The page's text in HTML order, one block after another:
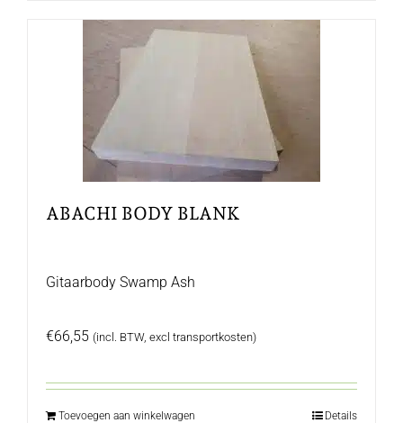
ABACHI BODY BLANK
Gitaarbody Swamp Ash
€66,55 (incl. BTW, excl transportkosten)
Toevoegen aan winkelwagen Details